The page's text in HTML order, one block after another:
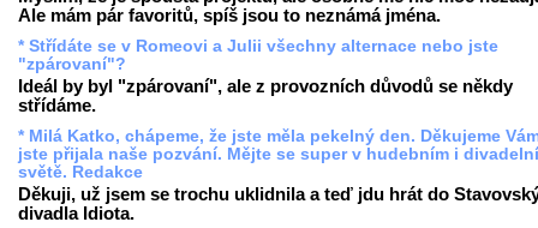
Ale mám pár favoritů, spíš jsou to neznámá jména.
* Střídáte se v Romeovi a Julii všechny alternace nebo jste
"zpárovaní"?
Ideál by byl "zpárovaní", ale z provozních důvodů se někdy
střídáme.
* Milá Katko, chápeme, že jste měla pekelný den. Děkujeme
jste přijala naše pozvání. Mějte se super v hudebním i
světě. Redakce
Děkuji, už jsem se trochu uklidnila a teď jdu hrát do
divadla Idiota.